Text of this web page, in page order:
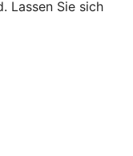
Lassen Sie sich